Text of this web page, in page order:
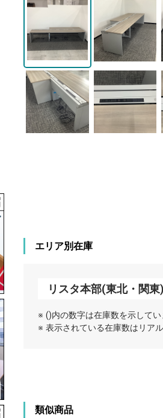
エリア別在庫
リスタ本部(東北・関東)
※ ()内の数字は在庫数を示してい
※ 表示されている在庫数はリア
類似商品